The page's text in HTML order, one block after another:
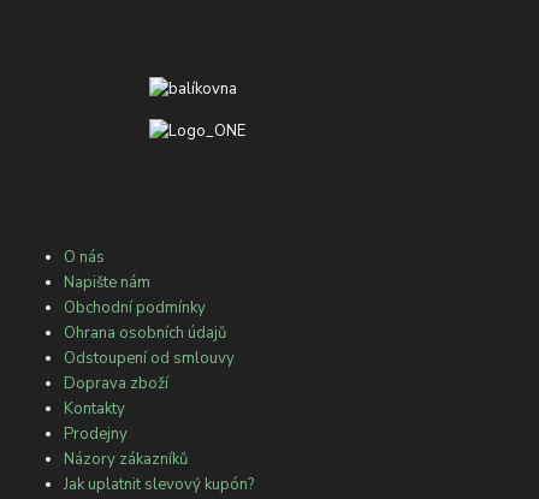
O nás
Napište nám
Obchodní podmínky
Ohrana osobních údajů
Odstoupení od smlouvy
Doprava zboží
Kontakty
Prodejny
Názory zákazníků
Jak uplatnit slevový kupón?